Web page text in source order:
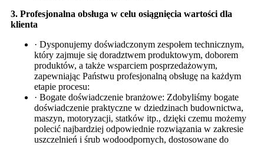
3. Profesjonalna obsługa w celu osiągnięcia wartości dla
klienta
· Dysponujemy doświadczonym zespołem technicznym,
który zajmuje się doradztwem produktowym, doborem
produktów, a także wsparciem posprzedażowym,
zapewniając Państwu profesjonalną obsługę na każdym
etapie procesu:
· Bogate doświadczenie branżowe: Zdobyliśmy bogate
doświadczenie praktyczne w dziedzinach budownictwa,
maszyn, motoryzacji, statków itp., dzięki czemu możemy
polecić najbardziej odpowiednie rozwiązania w zakresie
uszczelnień i śrub wodoodpornych, dostosowane do